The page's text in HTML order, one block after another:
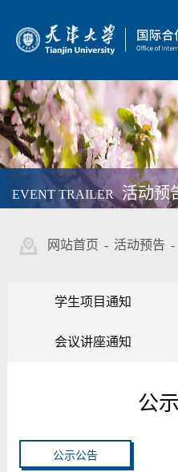
EVENT TRAILER 活动预
网站首页 - 活动预告 -
学生项目通知
会议讲座通知
公
公示公告